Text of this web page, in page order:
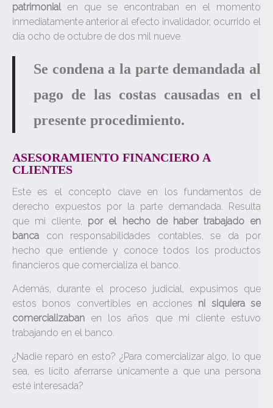
patrimonialen que se encontraban en el momento
inmediatamente anterior al efecto invalidador, ocurrido el
día ocho de octubre de dos mil nueve.
Se condena a la parte demandada al
pago de las costas causadas en el
presente procedimiento.
ASESORAMIENTO FINANCIERO A
CLIENTES
Este es el concepto clave en los fundamentos de
derecho expuestos por la parte demandada. Resulta
que mi cliente, por el hecho de haber trabajado en
banca con responsabilidades contables, se da por
hecho que entiende y conoce todos los productos
financieros que comercializa el banco.
Además, durante el proceso judicial, expusimos que
estos bonos convertibles en acciones ni siquiera se
comercializaban en los años que mi cliente estuvo
trabajando en el banco.
¿Nadie reparó en esto? ¿Para comercializar algo, lo que
sea, es lícito aferrarse únicamente a que una persona
esté interesada?